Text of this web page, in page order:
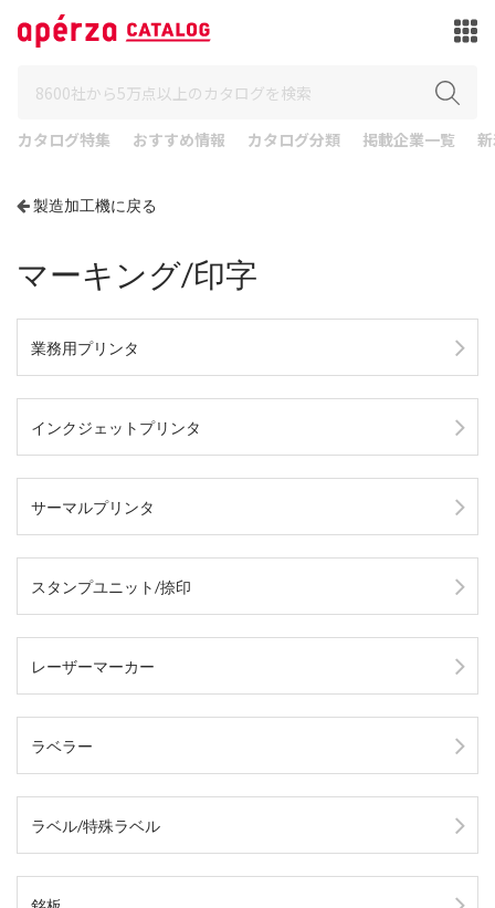
カタログ特集 おすすめ情報 カタログ分類 掲載企業一覧
製造加工機に戻る
マーキング/印字
業務用プリンタ
インクジェットプリンタ
サーマルプリンタ
スタンプユニット/捺印
レーザーマーカー
ラベラー
ラベル/特殊ラベル